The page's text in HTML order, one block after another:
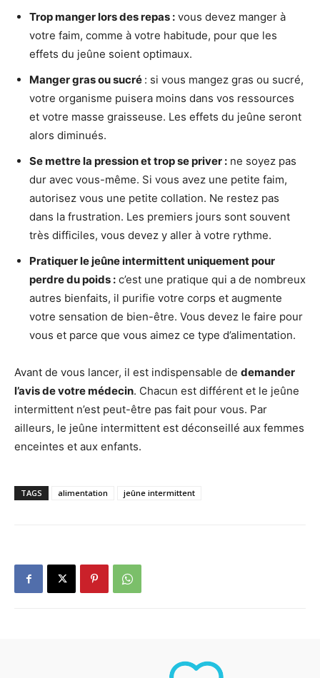
Trop manger lors des repas : vous devez manger à
votre faim, comme à votre habitude, pour que les
effets du jeûne soient optimaux.
Manger gras ou sucré : si vous mangez gras ou sucré,
votre organisme puisera moins dans vos ressources
et votre masse graisseuse. Les effets du jeûne seront
alors diminués.
Se mettre la pression et trop se priver : ne soyez pas
dur avec vous-même. Si vous avez une petite faim,
autorisez vous une petite collation. Ne restez pas
dans la frustration. Les premiers jours sont souvent
très difficiles, vous devez y aller à votre rythme.
Pratiquer le jeûne intermittent uniquement pour
perdre du poids : c’est une pratique qui a de nombreux
autres bienfaits, il purifie votre corps et augmente
votre sensation de bien-être. Vous devez le faire pour
vous et parce que vous aimez ce type d’alimentation.
Avant de vous lancer, il est indispensable de demander
l’avis de votre médecin. Chacun est différent et le jeûne
intermittent n’est peut-être pas fait pour vous. Par
ailleurs, le jeûne intermittent est déconseillé aux femmes
enceintes et aux enfants.
TAGS alimentation jeûne intermittent